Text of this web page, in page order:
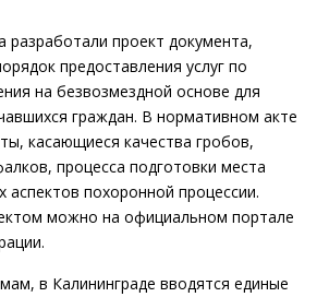
разработали проект документа,
предоставления услуг по
на безвозмездной основе для
граждан. В нормативном акте
касающиеся качества гробов,
процесса подготовки места
аспектов похоронной процессии.
можно на официальном портале
в Калининграде вводятся единые